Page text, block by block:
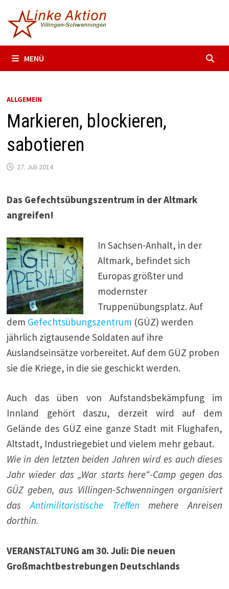
Inhalt
springen
MENÜ
ALLGEMEIN
Markieren, blockieren,
sabotieren
27. Juli 2014
Das Gefechtsübungszentrum in der Altmark
angreifen!
In Sachsen-Anhalt, in der
Altmark, befindet sich
Europas größter und
modernster
Truppenübungsplatz. Auf
dem Gefechtsübungszentrum (GÜZ) werden
jährlich zigtausende Soldaten auf ihre
Auslandseinsätze vorbereitet. Auf dem GÜZ proben
sie die Kriege, in die sie geschickt werden.
Auch das üben von Aufstandsbekämpfung im
Innland gehört daszu, derzeit wird auf dem
Gelände des GÜZ eine ganze Stadt mit Flughafen,
Altstadt, Industriegebiet und vielem mehr gebaut.
Wie in den letzten beiden Jahren wird es auch dieses
Jahr wieder das „War starts here“-Camp gegen das
GÜZ geben, aus Villingen-Schwenningen organisiert
dasAntimilitaristische Treffen mehere Anreisen
dorthin.
VERANSTALTUNG am 30. Juli: Die neuen
Großmachtbestrebungen Deutschlands